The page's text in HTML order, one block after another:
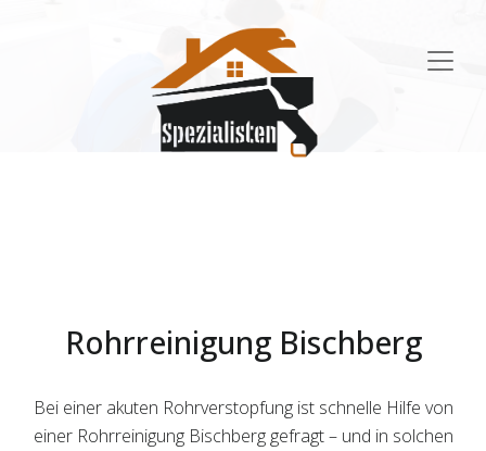
Rohrreinigung Bischberg
Bei einer akuten Rohrverstopfung ist schnelle Hilfe von
einer Rohrreinigung Bischberg gefragt – und in solchen